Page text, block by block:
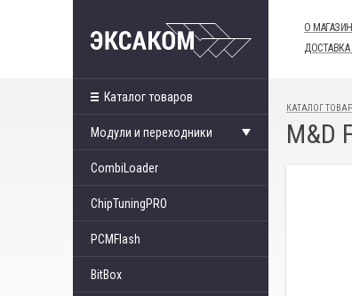
О
ДОСТАВКА
Каталог товаров
Модули и переходники
CombiLoader
ChipTuningPRO
PCMFlash
BitBox
КАТАЛОГ
M&D